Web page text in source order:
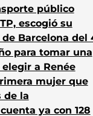
público
escogió su
Barcelona del
para tomar una
a Renée
mujer que
de la
ya con 128